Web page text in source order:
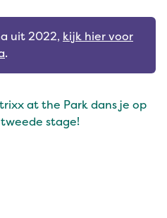
uit 2022, kijk hier voor
.
at the Park dans je op
stage!